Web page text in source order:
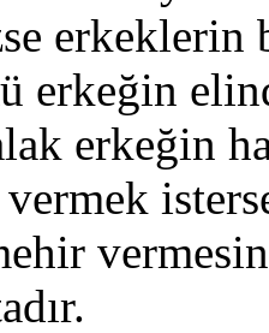
erkeğin
erkeğin